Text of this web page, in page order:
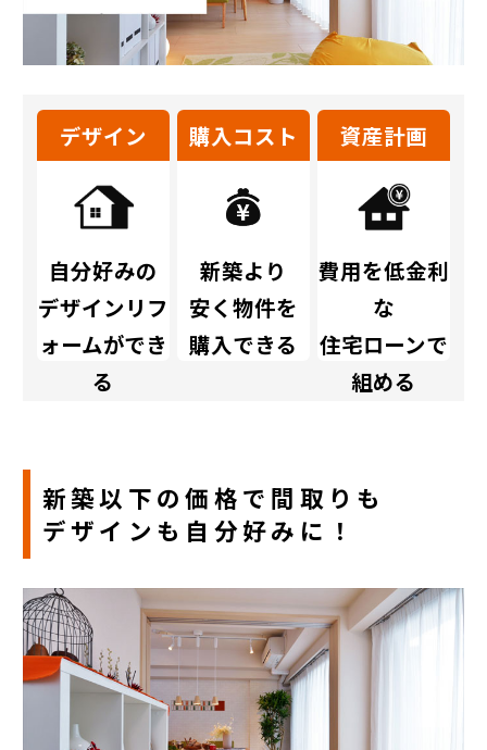
デザイン
自分好みの
デザインリフ
ォームができ
る
購入コスト
新築より
安く物件を
購入できる
資産計画
費用を低金利
な
住宅ローンで
組める
新築以下の価格で間取りも
デザインも自分好みに！